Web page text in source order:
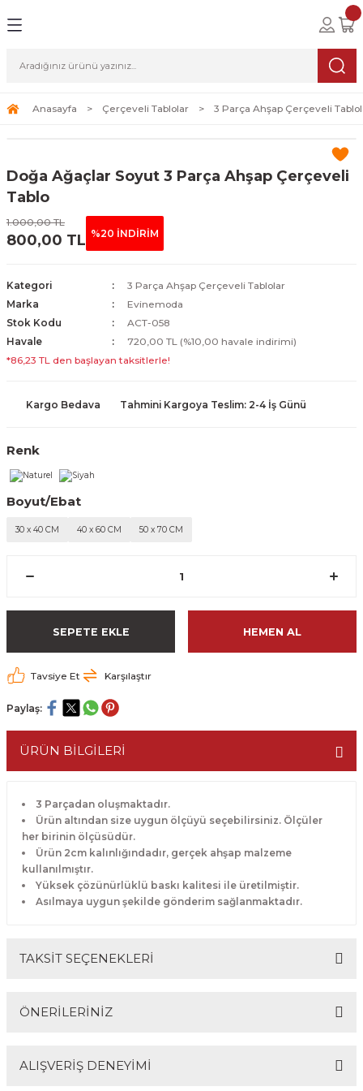
Tablolar
Tablolar
Sanat
Anasayfa Çerçeveli Tablolar 3 Parça Ahşap Çerçeveli
Doğa Ağaçlar Soyut 3 Parça Ahşap Çerçeveli
Tablo
1.000,00 TL
800,00 TL %20 İNDİRİM
Kategori
3 Parça Ahşap Çerçeveli Tablolar
Marka
Evinemoda
Stok Kodu
ACT-058
Havale
720,00 TL (%10,00 havale indirimi)
*86,23 TL den başlayan taksitlerle!
Kargo Bedava Tahmini Kargoya Teslim: 2-4 İş Günü
Renk
Boyut/Ebat
30 x 40 CM 40 x 60 CM 50 x 70 CM
SEPETE EKLE HEMEN AL
Tavsiye Et Karşılaştır
Paylaş:
ÜRÜN BİLGİLERİ
3 Parçadan oluşmaktadır.
Ürün altından size uygun ölçüyü seçebilirsiniz. Ölçüler
her birinin ölçüsüdür.
Ürün 2cm kalınlığındadır, gerçek ahşap malzeme
kullanılmıştır.
Yüksek çözünürlüklü baskı kalitesi ile üretilmiştir.
Asılmaya uygun şekilde gönderim sağlanmaktadır.
TAKSİT SEÇENEKLERİ
ÖNERİLERİNİZ
Bu ürünün fiyat bilgisi, resim, ürün açıklamalarında ve
ALIŞVERİŞ DENEYİMİ